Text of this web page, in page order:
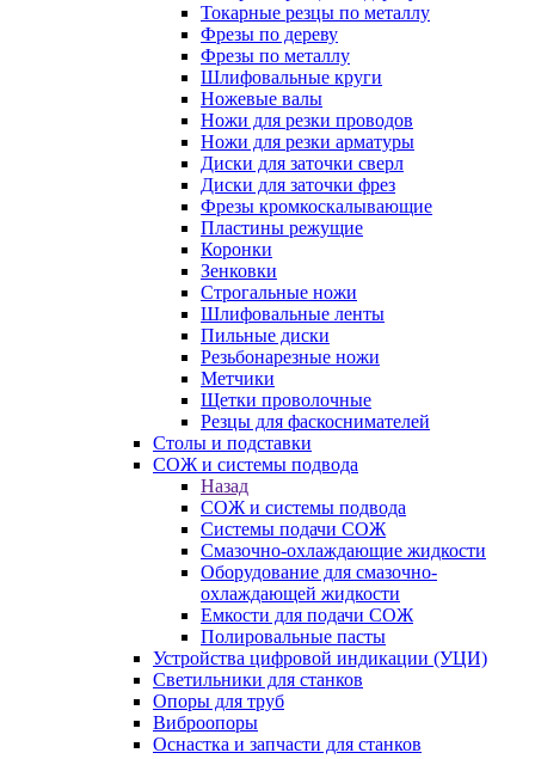
Токарные резцы по металлу
Фрезы по дереву
Фрезы по металлу
Шлифовальные круги
Ножевые валы
Ножи для резки проводов
Ножи для резки арматуры
Диски для заточки сверл
Диски для заточки фрез
Фрезы кромкоскалывающие
Пластины режущие
Коронки
Зенковки
Строгальные ножи
Шлифовальные ленты
Пильные диски
Резьбонарезные ножи
Метчики
Щетки проволочные
Резцы для фаскоснимателей
Столы и подставки
СОЖ и системы подвода
Назад
СОЖ и системы подвода
Системы подачи СОЖ
Смазочно-охлаждающие жидкости
Оборудование для смазочно-
охлаждающей жидкости
Емкости для подачи СОЖ
Полировальные пасты
Устройства цифровой индикации (УЦИ)
Светильники для станков
Опоры для труб
Виброопоры
Оснастка и запчасти для станков